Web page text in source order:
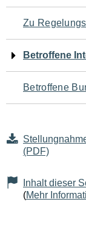
für
den
Zu
Betroffene
Betroffene
(PDF)
Inhalt dieser
(Mehr